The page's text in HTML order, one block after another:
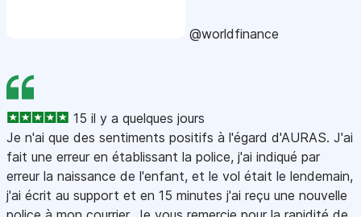
@worldfinance
15 il y a quelques jours
Je n'ai que des sentiments positifs à l'égard d'AURAS. J'ai
fait une erreur en établissant la police, j'ai indiqué par
erreur la naissance de l'enfant, et le vol était le lendemain,
j'ai écrit au support et en 15 minutes j'ai reçu une nouvelle